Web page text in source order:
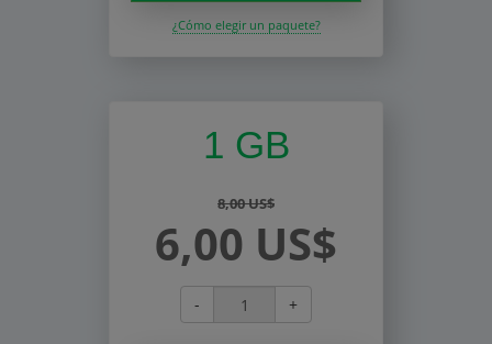
¿Cómo elegir un paquete?
1 GB
8,00 US$
6,00 US$
- +